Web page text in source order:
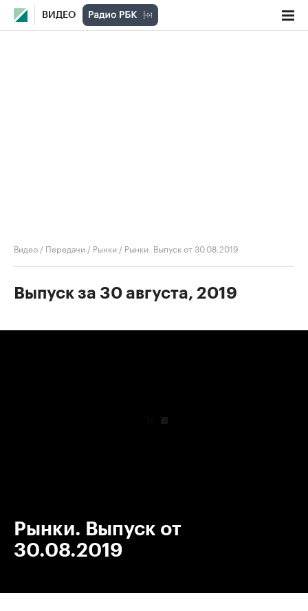
ВИДЕО
Видео / Передачи / Рынки / Рынки. Выпуск от 30.08.2019
Выпуск за 30 августа, 2019
Рынки. Выпуск от
30.08.2019